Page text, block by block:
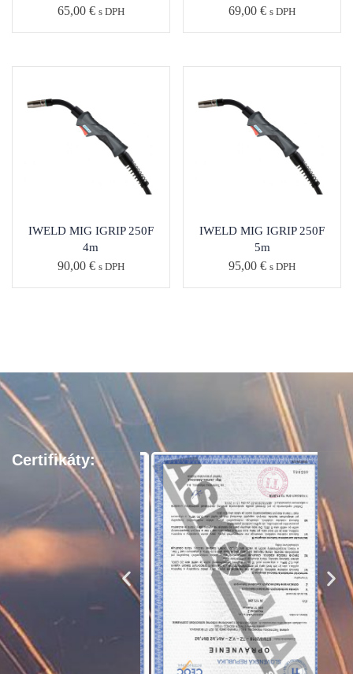
65,00 € s DPH 69,00€ s DPH
IWELD MIG IGRIP 250F
4m
90,00 € s DPH
IWELD MIG IGRIP 250F
5m
95,00€ s DPH
Certifikáty: